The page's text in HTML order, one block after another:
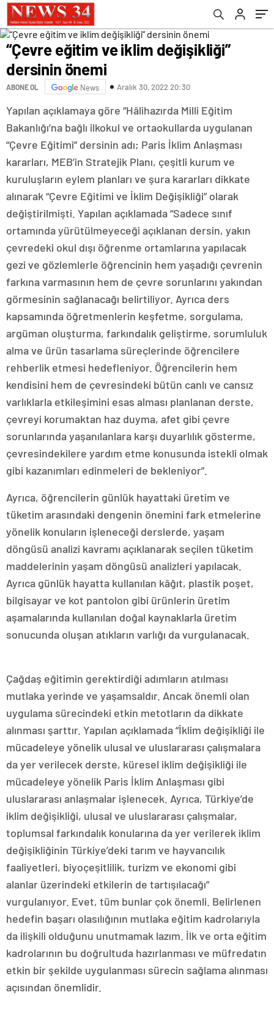
“Çevre eğitim ve iklim değişikliği”
dersinin önemi
ABONE OL News Aralık 30, 2022 20:30
Yapılan açıklamaya göre “Hâlihazırda Milli Eğitim
Bakanlığı’na bağlı ilkokul ve ortaokullarda uygulanan
“Çevre Eğitimi” dersinin adı; Paris İklim Anlaşması
kararları, MEB’in Stratejik Planı, çeşitli kurum ve
kuruluşların eylem planları ve şura kararları dikkate
alınarak “Çevre Eğitimi ve İklim Değişikliği” olarak
değiştirilmişti. Yapılan açıklamada “Sadece sınıf
ortamında yürütülmeyeceği açıklanan dersin, yakın
çevredeki okul dışı öğrenme ortamlarına yapılacak
gezi ve gözlemlerle öğrencinin hem yaşadığı çevrenin
farkına varmasının hem de çevre sorunlarını yakından
görmesinin sağlanacağı belirtiliyor. Ayrıca ders
kapsamında öğretmenlerin keşfetme, sorgulama,
argüman oluşturma, farkındalık geliştirme, sorumluluk
alma ve ürün tasarlama süreçlerinde öğrencilere
rehberlik etmesi hedefleniyor. Öğrencilerin hem
kendisini hem de çevresindeki bütün canlı ve cansız
varlıklarla etkileşimini esas alması planlanan derste,
çevreyi korumaktan haz duyma, afet gibi çevre
sorunlarında yaşanılanlara karşı duyarlılık gösterme,
çevresindekilere yardım etme konusunda istekli olmak
gibi kazanımları edinmeleri de bekleniyor”.
Ayrıca, öğrencilerin günlük hayattaki üretim ve
tüketim arasındaki dengenin önemini fark etmelerine
yönelik konuların işleneceği derslerde, yaşam
döngüsü analizi kavramı açıklanarak seçilen tüketim
maddelerinin yaşam döngüsü analizleri yapılacak.
Ayrıca günlük hayatta kullanılan kâğıt, plastik poşet,
bilgisayar ve kot pantolon gibi ürünlerin üretim
aşamalarında kullanılan doğal kaynaklarla üretim
sonucunda oluşan atıkların varlığı da vurgulanacak.
Çağdaş eğitimin gerektirdiği adımların atılması
mutlaka yerinde ve yaşamsaldır. Ancak önemli olan
uygulama sürecindeki etkin metotların da dikkate
alınması şarttır. Yapılan açıklamada “İklim değişikliği ile
mücadeleye yönelik ulusal ve uluslararası çalışmalara
da yer verilecek derste, küresel iklim değişikliği ile
mücadeleye yönelik Paris İklim Anlaşması gibi
uluslararası anlaşmalar işlenecek. Ayrıca, Türkiye’de
iklim değişikliği, ulusal ve uluslararası çalışmalar,
toplumsal farkındalık konularına da yer verilerek iklim
değişikliğinin Türkiye’deki tarım ve hayvancılık
faaliyetleri, biyoçeşitlilik, turizm ve ekonomi gibi
alanlar üzerindeki etkilerin de tartışılacağı”
vurgulanıyor. Evet, tüm bunlar çok önemli. Belirlenen
hedefin başarı olasılığının mutlaka eğitim kadrolarıyla
da ilişkili olduğunu unutmamak lazım. İlk ve orta eğitim
kadrolarının bu doğrultuda hazırlanması ve müfredatın
etkin bir şekilde uygulanması sürecin sağlama alınması
açısından önemlidir.